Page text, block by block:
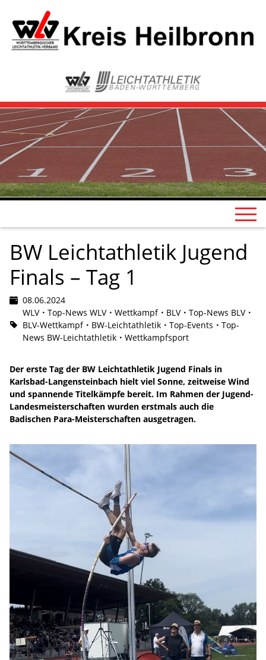
BW Leichtathletik Jugend
Finals – Tag 1
08.06.2024
WLV
Top-News WLV Wettkampf BLV
Top-News BLV
BLV-Wettkampf
BW-Leichtathletik Top-Events
Top-
News BW-Leichtathletik
Wettkampfsport
Der erste Tag der BW Leichtathletik Jugend Finals in
Karlsbad-Langensteinbach hielt viel Sonne, zeitweise Wind
und spannende Titelkämpfe bereit. Im Rahmen der Jugend-
Landesmeisterschaften wurden erstmals auch die
Badischen Para-Meisterschaften ausgetragen.